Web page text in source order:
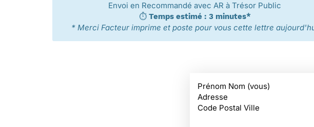
Envoi en Recommandé avec AR à Trésor Public
⏱️ Temps estimé : 3 minutes*
* Merci Facteur imprime et poste pour vous cette lettre
Prénom Nom (vous)
Adresse
Code Postal Ville